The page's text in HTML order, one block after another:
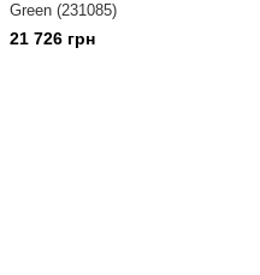
Green (231085)
21 726 грн